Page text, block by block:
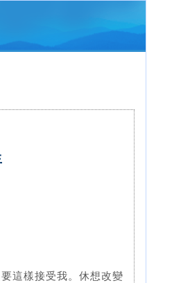
這樣接受我。休想改變